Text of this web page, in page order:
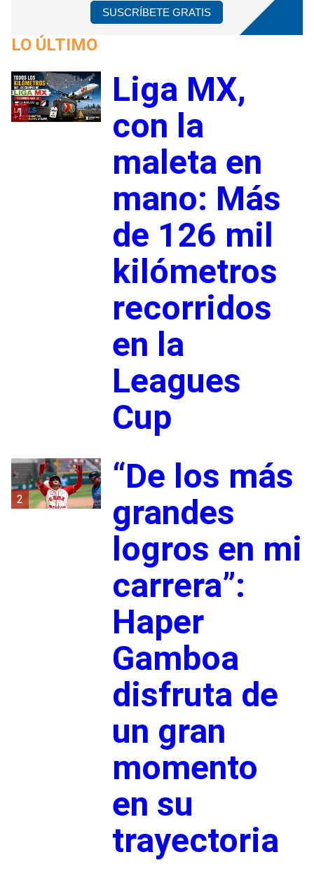
SUSCRÍBETE GRATIS
LO ÚLTIMO
1
Liga MX,
con la
maleta en
mano: Más
de 126 mil
kilómetros
recorridos
en la
Leagues
Cup
2
“De los más
grandes
logros en mi
carrera”:
Haper
Gamboa
disfruta de
un gran
momento
en su
trayectoria